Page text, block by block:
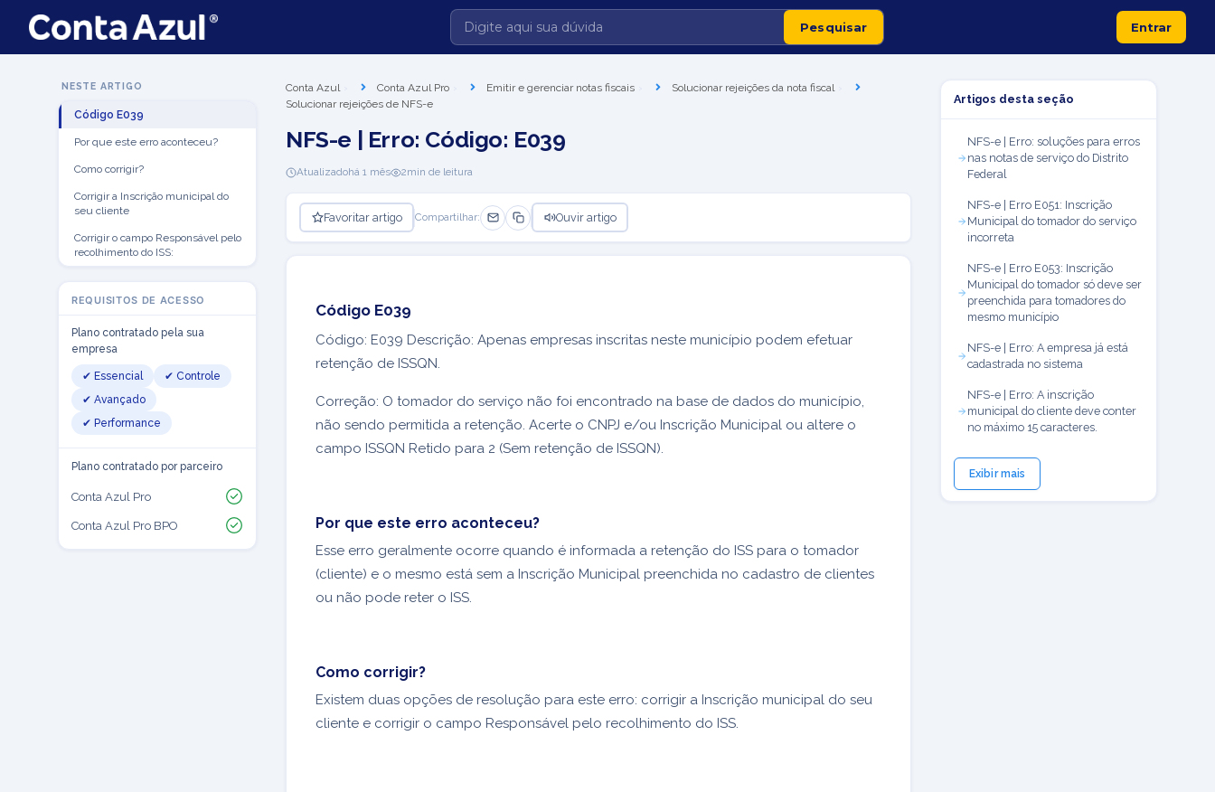
Entrar
NESTE ARTIGO
Código E039
Por que este erro aconteceu?
Como corrigir?
Corrigir a Inscrição municipal do
seu cliente
Corrigir o campo Responsável pelo
recolhimento do ISS:
REQUISITOS DE ACESSO
Plano contratado pela sua
empresa
✔ Essencial
✔ Controle
✔ Avançado
✔ Performance
Plano contratado por parceiro
Conta Azul Pro
Conta Azul Pro BPO
Conta Azul Conta Azul Pro Emitir e gerenciar notas fiscais
Solucionar rejeições da nota fiscal
Solucionar rejeições de NFS-e
NFS-e | Erro: Código: E039
Atualizadohá 1 mês 2min de leitura
Favoritar artigo Compartilhar: Ouvir artigo
Código E039
Código: E039 Descrição: Apenas empresas inscritas neste município podem efetuar
retenção de ISSQN.
Correção: O tomador do serviço não foi encontrado na base de dados do município,
não sendo permitida a retenção. Acerte o CNPJ e/ou Inscrição Municipal ou altere o
campo ISSQN Retido para 2 (Sem retenção de ISSQN).
Por que este erro aconteceu?
Esse erro geralmente ocorre quando é informada a retenção do ISS para o tomador
(cliente) e o mesmo está sem a Inscrição Municipal preenchida no cadastro de clientes
ou não pode reter o ISS.
Como corrigir?
Existem duas opções de resolução para este erro: corrigir a Inscrição municipal do seu
cliente e corrigir o campo Responsável pelo recolhimento do ISS.
Artigos desta seção
NFS-e | Erro: soluções para erros
nas notas de serviço do Distrito
Federal
NFS-e | Erro E051: Inscrição
Municipal do tomador do serviço
incorreta
NFS-e | Erro E053: Inscrição
Municipal do tomador só deve ser
preenchida para tomadores do
mesmo município
NFS-e | Erro: A empresa já está
cadastrada no sistema
NFS-e | Erro: A inscrição
municipal do cliente deve conter
no máximo 15 caracteres.
Exibir mais